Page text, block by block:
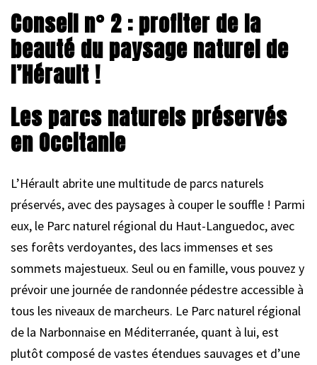
Conseil n° 2 : profiter de la
beauté du paysage naturel de
l’Hérault !
Les parcs naturels préservés
en Occitanie
L’Hérault abrite une multitude de parcs naturels
préservés, avec des paysages à couper le souffle ! Parmi
eux, le Parc naturel régional du Haut-Languedoc, avec
ses forêts verdoyantes, des lacs immenses et ses
sommets majestueux. Seul ou en famille, vous pouvez y
prévoir une journée de randonnée pédestre accessible à
tous les niveaux de marcheurs. Le Parc naturel régional
de la Narbonnaise en Méditerranée, quant à lui, est
plutôt composé de vastes étendues sauvages et d’une